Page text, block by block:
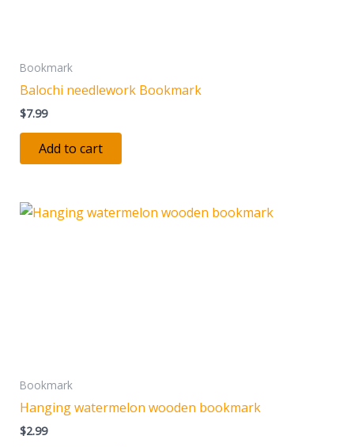
Bookmark
Balochi needlework Bookmark
$7.99
Add to cart
Bookmark
Hanging watermelon wooden bookmark
$2.99